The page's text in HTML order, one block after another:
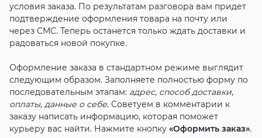
условия заказа. По результатам разговора вам придет
подтверждение оформления товара на почту или
через СМС. Теперь останется только ждать доставки и
радоваться новой покупке.
Оформление заказа в стандартном режиме выглядит
следующим образом. Заполняете полностью форму по
последовательным этапам: адрес, способ доставки,
оплаты, данные о себе. Советуем в комментарии к
заказу написать информацию, которая поможет
курьеру вас найти. Нажмите кнопку «Оформить заказ».